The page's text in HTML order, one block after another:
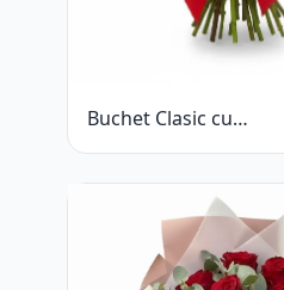
Buchet Clasic cu
Trandafiri Roșii și